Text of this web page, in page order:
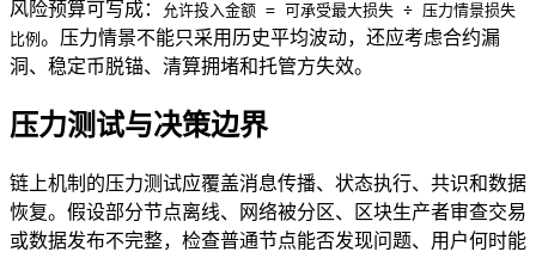
风险预算可写成：
允许投入金额 = 可承受最大损失 ÷ 压力情景损失
比例。压力情景不能只采用历史平均波动，还应考虑合约漏
洞、稳定币脱锚、清算拥堵和托管方失效。
压力测试与决策边界
链上机制的压力测试应覆盖消息传播、状态执行、共识和数据
恢复。假设部分节点离线、网络被分区、区块生产者审查交易
或数据发布不完整，检查普通节点能否发现问题、用户何时能